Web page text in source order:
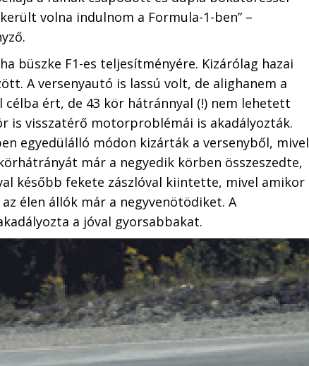
volna indulnom a Formula-1-ben” –
büszke F1-es teljesítményére. Kizárólag hazai
A versenyautó is lassú volt, de alighanem a
ért, de 43 kör hátránnyal (!) nem lehetett
is visszatérő motorproblémái is akadályozták.
egyedülálló módon kizárták a versenyből, mivel
már a negyedik körben összeszedte,
később fekete zászlóval kiintette, mivel amikor
élen állók már a negyvenötödiket. A
a jóval gyorsabbakat.